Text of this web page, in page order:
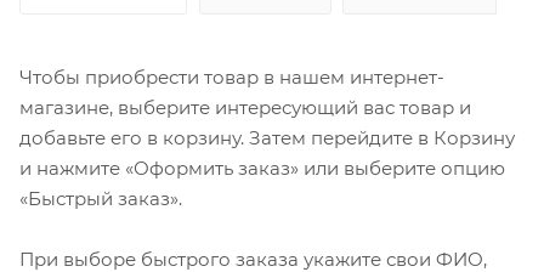
Чтобы приобрести товар в нашем интернет-
магазине, выберите интересующий вас товар и
добавьте его в корзину. Затем перейдите в Корзину
и нажмите «Оформить заказ» или выберите опцию
«Быстрый заказ».
При выборе быстрого заказа укажите свои ФИО,